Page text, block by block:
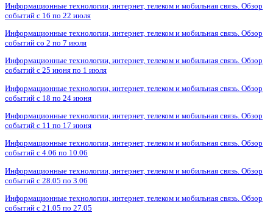
Информационные технологии, интернет, телеком и мобильная связь. Обзор
событий с 16 по 22 июля
Информационные технологии, интернет, телеком и мобильная связь. Обзор
событий со 2 по 7 июля
Информационные технологии, интернет, телеком и мобильная связь. Обзор
событий с 25 июня по 1 июля
Информационные технологии, интернет, телеком и мобильная связь. Обзор
событий с 18 по 24 июня
Информационные технологии, интернет, телеком и мобильная связь. Обзор
событий с 11 по 17 июня
Информационные технологии, интернет, телеком и мобильная связь. Обзор
событий с 4.06 по 10.06
Информационные технологии, интернет, телеком и мобильная связь. Обзор
событий с 28.05 по 3.06
Информационные технологии, интернет, телеком и мобильная связь. Обзор
событий с 21.05 по 27.05